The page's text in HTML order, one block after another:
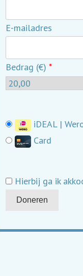
E-mailadres
Bedrag (€) *
iDEAL |
Card
Hierbij ga ik